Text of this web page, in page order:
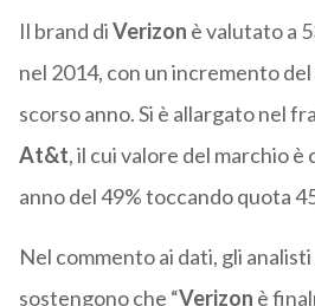
Il brand diVerizon è valutato a
nel 2014, con un incremento
scorso anno. Si è allargato nel
At&t, il cui valore del marchio è
anno del 49% toccando quota
Nel commento ai dati, gli analisti
sostengono che “Verizon è